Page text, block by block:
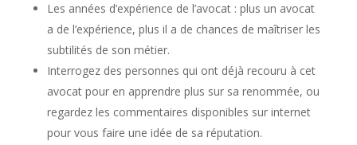
Les années d’expérience de l’avocat : plus un avocat
a de l’expérience, plus il a de chances de maîtriser les
subtilités de son métier.
Interrogez des personnes qui ont déjà recouru à cet
avocat pour en apprendre plus sur sa renommée, ou
regardez les commentaires disponibles sur internet
pour vous faire une idée de sa réputation.